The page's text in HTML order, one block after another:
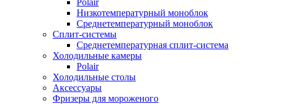
Низкотемпературный моноблок
Среднетемпературный моноблок
Сплит-системы
Среднетемпературная сплит-система
Холодильные камеры
Polair
Холодильные столы
Аксессуары
Фризеры для мороженого